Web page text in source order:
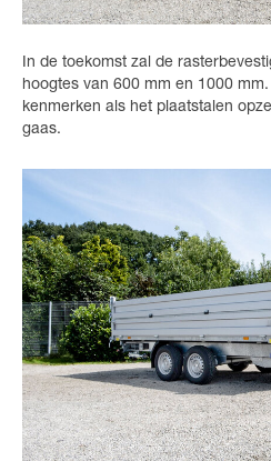
In de toekomst zal de
hoogtes van 600 mm en 1000
kenmerken als het plaatstalen
gaas.